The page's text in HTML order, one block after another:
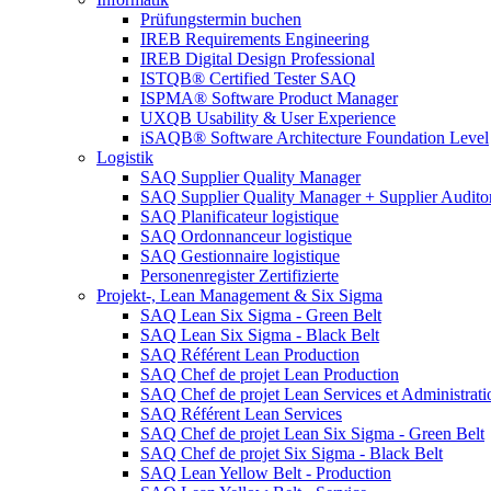
Prüfungstermin buchen
IREB Requirements Engineering
IREB Digital Design Professional
ISTQB® Certified Tester SAQ
ISPMA® Software Product Manager
UXQB Usability & User Experience
iSAQB® Software Architecture Foundation Level
Logistik
SAQ Supplier Quality Manager
SAQ Supplier Quality Manager + Supplier
SAQ Planificateur logistique
SAQ Ordonnanceur logistique
SAQ Gestionnaire logistique
Personenregister Zertifizierte
Projekt-, Lean Management & Six Sigma
SAQ Lean Six Sigma - Green Belt
SAQ Lean Six Sigma - Black Belt
SAQ Référent Lean Production
SAQ Chef de projet Lean Production
SAQ Chef de projet Lean Services et
SAQ Référent Lean Services
SAQ Chef de projet Lean Six Sigma - Green Belt
SAQ Chef de projet Six Sigma - Black Belt
SAQ Lean Yellow Belt - Production